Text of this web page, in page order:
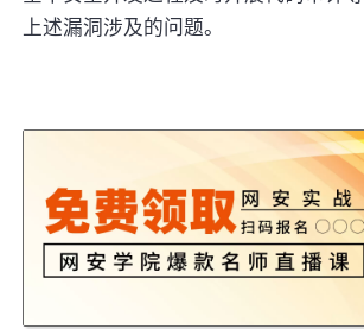
上述漏洞涉及的问题。